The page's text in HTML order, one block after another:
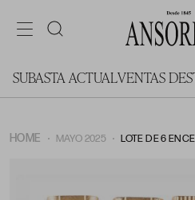
SUBASTA ACTUALVENTAS
HOME MAYO 2025 LOTE DE 6